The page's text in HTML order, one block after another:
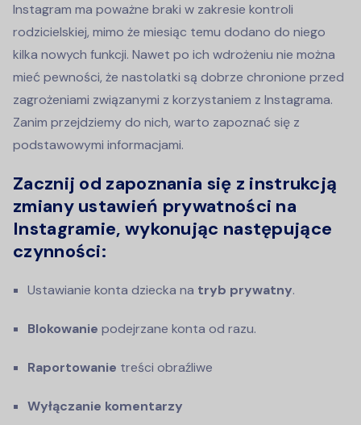
Instagram ma poważne braki w zakresie kontroli
rodzicielskiej, mimo że miesiąc temu dodano do niego
kilka nowych funkcji. Nawet po ich wdrożeniu nie można
mieć pewności, że nastolatki są dobrze chronione przed
zagrożeniami związanymi z korzystaniem z Instagrama.
Zanim przejdziemy do nich, warto zapoznać się z
podstawowymi informacjami.
Zacznij od zapoznania się z instrukcją
zmiany ustawień prywatności na
Instagramie, wykonując następujące
czynności:
Ustawianie konta dziecka na tryb prywatny.
Blokowanie podejrzane konta od razu.
Raportowanie treści obraźliwe
Wyłączanie komentarzy